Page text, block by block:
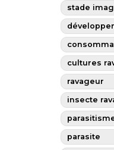
stade
cultures
ravageur
insecte
parasite